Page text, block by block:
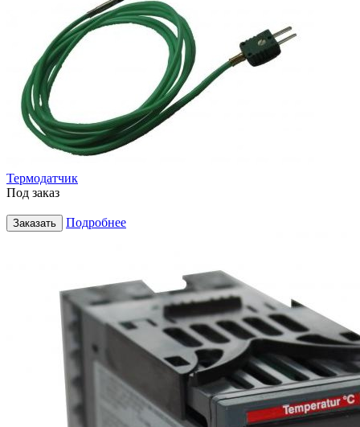
Термодатчик
Под заказ
Заказать Подробнее